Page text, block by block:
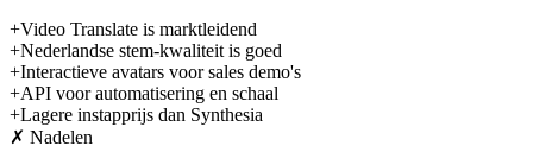
+Video Translate is marktleidend
+Nederlandse stem-kwaliteit is goed
+Interactieve avatars voor sales demo's
+API voor automatisering en schaal
+Lagere instapprijs dan Synthesia
✗ Nadelen